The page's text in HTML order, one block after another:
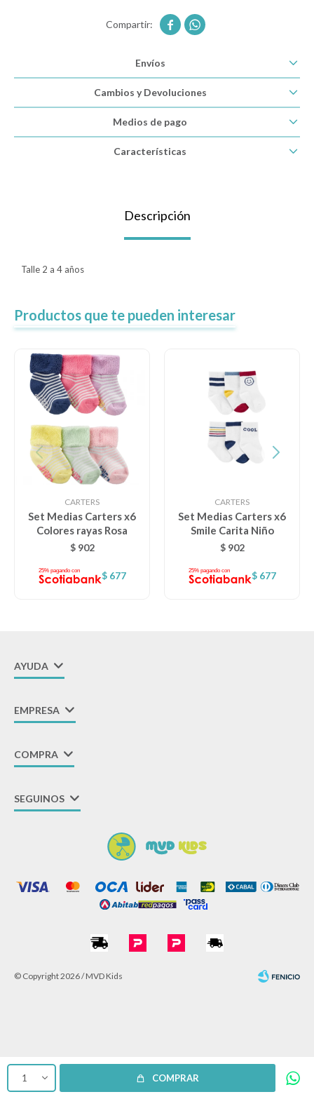
1 COMPRAR
 
Envíos
Cambios y Devoluciones
Medios de pago
Características
Descripción
Talle 2 a 4 años
Productos que te pueden interesar
CARTERS
Set Medias Carters x6
Colores rayas Rosa
$ 902
$ 677
CARTERS
Set Medias Carters x6
Smile Carita Niño
$ 902
$ 677
AYUDA
EMPRESA
COMPRA
SEGUINOS
© Copyright 2026 / MVD Kids
Bolsos y mochilas maternales
Sale
Contacto
Local MVD Kids